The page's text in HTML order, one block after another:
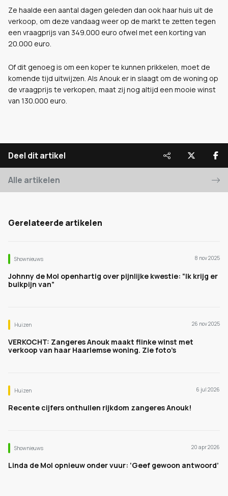
Ze haalde een aantal dagen geleden dan ook haar huis uit de
verkoop, om deze vandaag weer op de markt te zetten tegen
een vraagprijs van 349.000 euro ofwel met een korting van
20.000 euro.
Of dit genoeg is om een koper te kunnen prikkelen, moet de
komende tijd uitwijzen. Als Anouk er in slaagt om de woning op
de vraagprijs te verkopen, maat zij nog altijd een mooie winst
van 130.000 euro.
Deel dit artikel
Alle artikelen
Gerelateerde artikelen
Shownieuws 8 nov 2025
Johnny de Mol openhartig over pijnlijke kwestie: “Ik krijg er
buikpijn van”
Huizen 26 nov 2025
VERKOCHT: Zangeres Anouk maakt flinke winst met
verkoop van haar Haarlemse woning. Zie foto’s
Huizen 6 jul 2026
Recente cijfers onthullen rijkdom zangeres Anouk!
Shownieuws 20 apr 2026
Linda de Mol opnieuw onder vuur: ‘Geef gewoon antwoord’